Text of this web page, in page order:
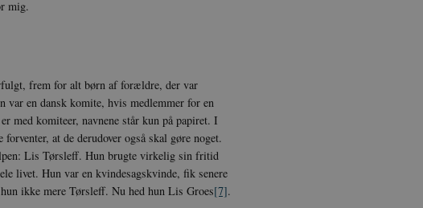
mig.
frem for alt børn af forældre, der var
var en dansk komite, hvis medlemmer for en
med komiteer, navnene står kun på papiret. I
at de derudover også skal gøre noget.
Lis Tørsleff. Hun brugte virkelig sin fritid
livet. Hun var en kvindesagskvinde, fik senere
ikke mere Tørsleff. Nu hed hun Lis Groes[7].
kan ikke fungerer uden disse cookies.
Spotify Inc.
.spotify.com
1 år
Spotify Inc.
1 dag
Oracle Corporation
Session